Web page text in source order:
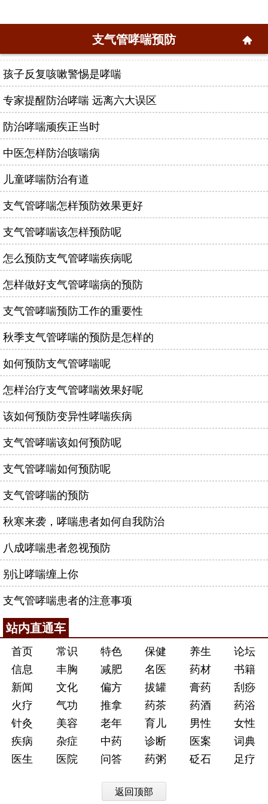
支气管哮喘预防
孩子反复咳嗽警惕是哮喘
专家提醒防治哮喘 远离六大误区
防治哮喘顽疾正当时
中医怎样防治咳喘病
儿童哮喘防治有道
支气管哮喘怎样预防效果更好
支气管哮喘该怎样预防呢
怎么预防支气管哮喘疾病呢
怎样做好支气管哮喘病的预防
支气管哮喘预防工作的重要性
秋季支气管哮喘的预防是怎样的
如何预防支气管哮喘呢
怎样治疗支气管哮喘效果好呢
该如何预防变异性哮喘疾病
支气管哮喘该如何预防呢
支气管哮喘如何预防呢
支气管哮喘的预防
秋寒来袭，哮喘患者如何自我防治
八成哮喘患者忽视预防
别让哮喘缠上你
支气管哮喘患者的注意事项
站内直通车
首页 常识 特色 保健 养生
论坛
信息
丰胸 减肥 名医 药材
书籍
新闻
文化 偏方 拔罐 膏药
刮痧
火疗
气功 推拿 药茶 药酒
药浴
针灸
美容 老年 育儿 男性
女性
疾病
杂症 中药 诊断 医案
词典
医生
医院 问答 药粥 砭石 足疗
返回顶部